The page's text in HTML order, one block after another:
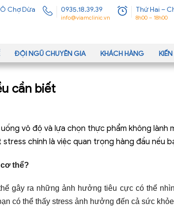
Chợ Dừa 0935.18.39.39
info@viamclinic.vn
Thứ Hai –
8h00 – 18h00
ĐỘI NGŨ CHUYÊN GIA KHÁCH HÀNG
cần biết
vô độ và lựa chọn thực phẩm không lành
chính là việc quan trọng hàng đầu nếu
thể?
gây ra những ảnh hưởng tiêu cực có thể
có thể thấy stress ảnh hưởng đến cả sức